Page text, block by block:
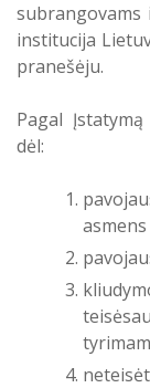
institucija
pranešėju.
Pagal
dėl: